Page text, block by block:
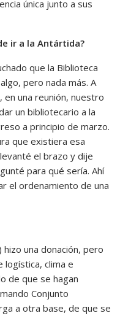
única junto a sus
ir a la Antártida?
que la Biblioteca
pero nada más. A
una reunión, nuestro
un bibliotecario a la
a principio de marzo.
que existiera esa
el brazo y dije
para qué sería. Ahí
el ordenamiento de una
una donación, pero
logística, clima e
de que se hagan
Conjunto
a otra base, de que se